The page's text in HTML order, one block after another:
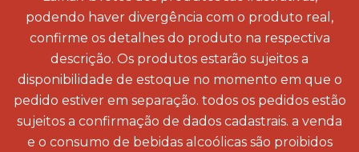
podendo haver divergência com o produto real,
confirme os detalhes do produto na respectiva
descrição. Os produtos estarão sujeitos a
disponibilidade de estoque no momento em que o
pedido estiver em separação. todos os pedidos estão
sujeitos a confirmação de dados cadastrais. a venda
e o consumo de bebidas alcoólicas são proibidos